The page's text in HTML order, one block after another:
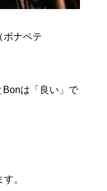
ボナペテ
は「良い」で
。